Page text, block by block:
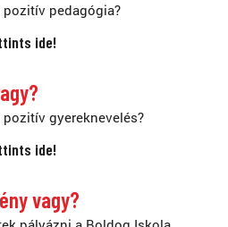
pozitív pedagógia?
ide!
pozitív gyereknevelés?
ide!
vagy?